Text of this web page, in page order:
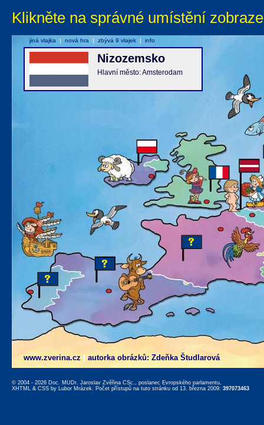
Klikněte na správné umístění
www.zverina.cz autorka obrázků: Zdeňka Študlarová
Nizozemsko
Hlavní město: Amsterodam
jiná vlajka | nová hra | zbývá 9 vlajek | info
© 2004 - 2026 Doc. MUDr. Jaroslav Zvěřina CSc., poslanec Evropského parlamentu,
XHTML & CSS by Lubor Mrázek. Počet přístupů na tuto stránku od 13. března 2009: 397073463